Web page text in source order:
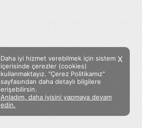
Facebook Twitter Instagram
Sözümoki © 2020 - V.8
X
Daha iyi hizmet verebilmek için sistem
içerisinde çerezler (cookies)
kullanmaktayız. "Çerez Politikamız"
sayfasından daha detaylı bilgilere
erişebilirsin.
Anladım, daha iyisini yapmaya devam
edin.